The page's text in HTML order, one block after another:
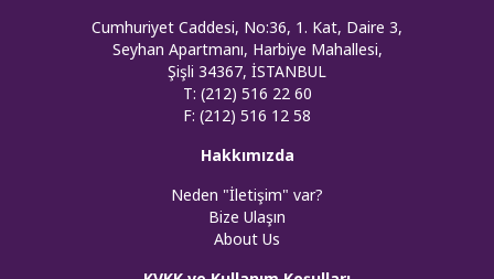
Cumhuriyet Caddesi, No:36, 1. Kat, Daire 3,
Seyhan Apartmanı, Harbiye Mahallesi,
Şişli 34367, İSTANBUL
T: (212) 516 22 60
F: (212) 516 12 58
Hakkımızda
Neden "İletişim" var?
Bize Ulaşın
About Us